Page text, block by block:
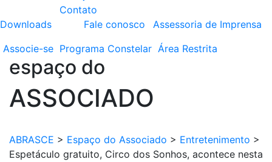
Downloads
Contato
Fale conosco
Assessoria de Imprensa
Associe-se Programa Constelar Área Restrita
espaço do
ASSOCIADO
ABRASCE > Espaço do Associado > Entretenimento >
Espetáculo gratuito, Circo dos Sonhos, acontece nesta